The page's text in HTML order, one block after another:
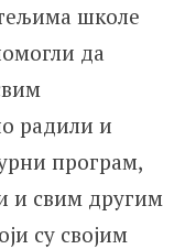
школе
да
радили и
програм,
и свим другим
су својим